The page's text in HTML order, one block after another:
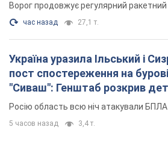
Ворог продовжує регулярний ракетний
час назад 27,1 т.
Україна уразила Ільський і
пост спостереження на
"Сиваш": Генштаб розкрив
Росію область всю ніч атакували БПЛА
5 часов назад 3,4 т.